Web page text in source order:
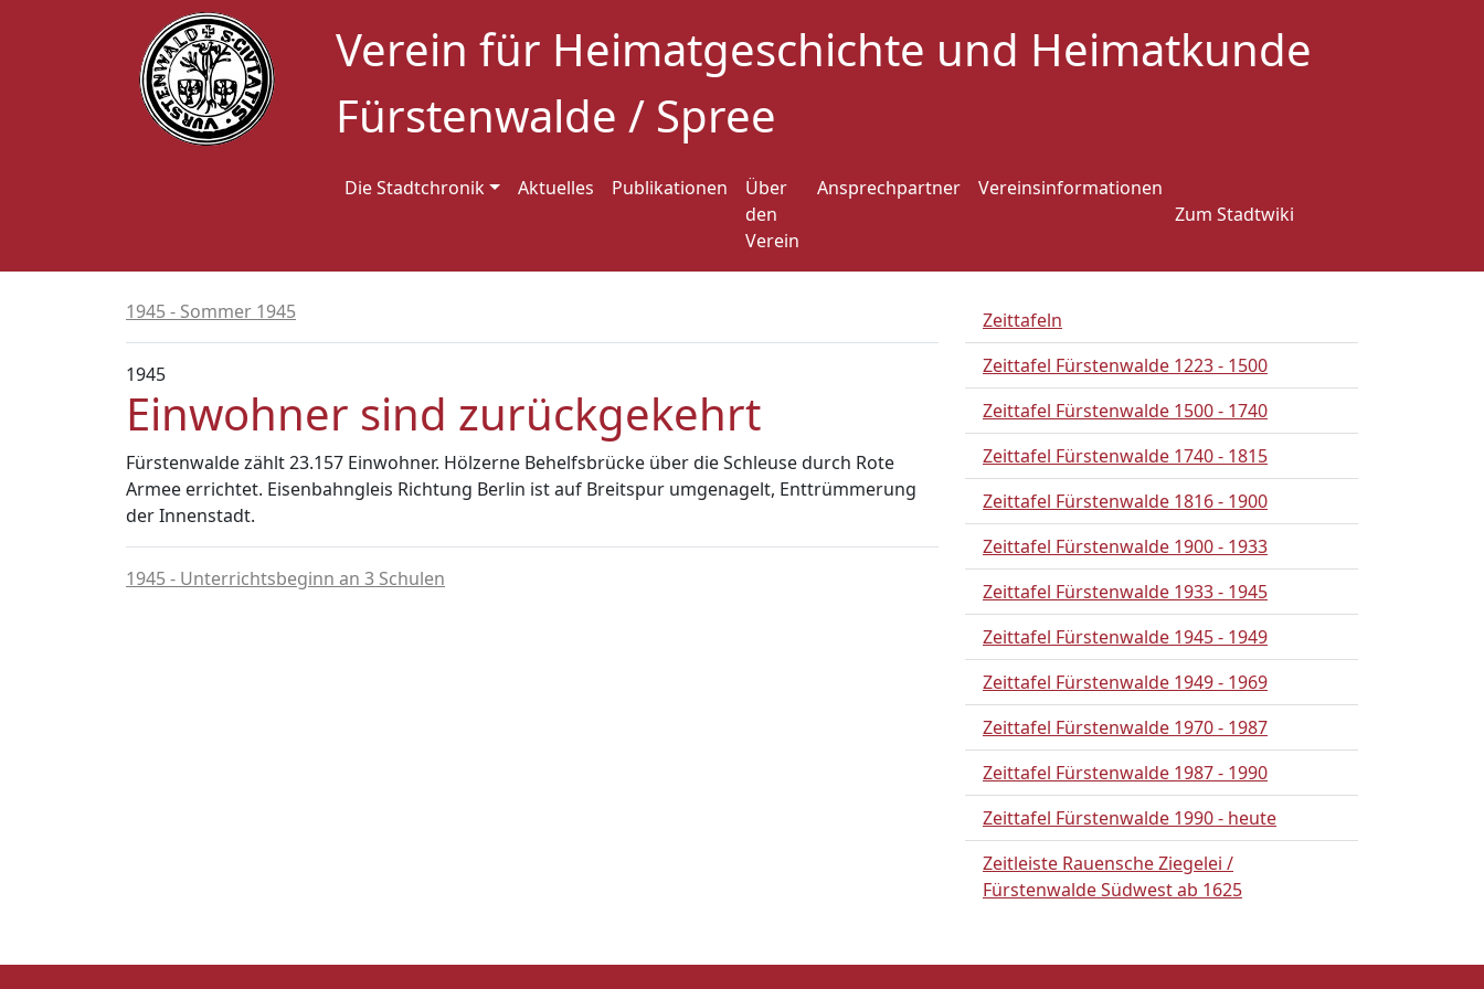
Verein für Heimatgeschichte und Heimatkunde
Fürstenwalde / Spree
Die Stadtchronik Aktuelles Publikationen
Über
den
Verein
Ansprechpartner
Vereinsinformationen
Zum Stadtwiki
1945 - Sommer 1945
1945
Einwohner sind zurückgekehrt
Fürstenwalde zählt 23.157 Einwohner. Hölzerne Behelfsbrücke über die Schleuse durch Rote
Armee errichtet. Eisenbahngleis Richtung Berlin ist auf Breitspur umgenagelt, Enttrümmerung
der Innenstadt.
1945 - Unterrichtsbeginn an 3 Schulen
Zeittafeln
Zeittafel Fürstenwalde 1223 - 1500
Zeittafel Fürstenwalde 1500 - 1740
Zeittafel Fürstenwalde 1740 - 1815
Zeittafel Fürstenwalde 1816 - 1900
Zeittafel Fürstenwalde 1900 - 1933
Zeittafel Fürstenwalde 1933 - 1945
Zeittafel Fürstenwalde 1945 - 1949
Zeittafel Fürstenwalde 1949 - 1969
Zeittafel Fürstenwalde 1970 - 1987
Zeittafel Fürstenwalde 1987 - 1990
Zeittafel Fürstenwalde 1990 - heute
Zeitleiste Rauensche Ziegelei /
Fürstenwalde Südwest ab 1625